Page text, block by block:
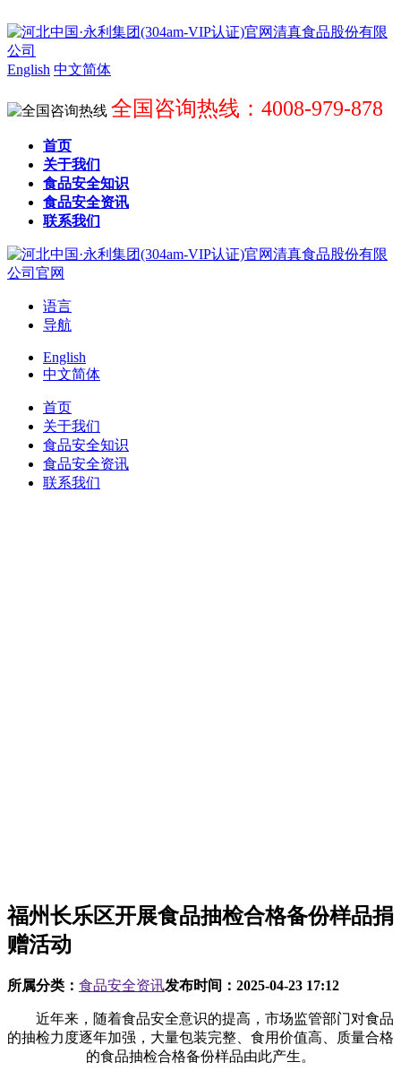
English 中文简体
全国咨询热线：4008-979-878
首页
关于我们
食品安全知识
食品安全资讯
联系我们
语言
导航
English
中文简体
首页
关于我们
食品安全知识
食品安全资讯
联系我们
福州长乐区开展食品抽检合格备份样品捐
赠活动
所属分类： 食品安全资讯发布时间： 2025-04-23 17:12
近年来，随着食品安全意识的提高，市场监管部门对食品
的抽检力度逐年加强，大量包装完整、食用价值高、质量合格
的食品抽检合格备份样品由此产生。